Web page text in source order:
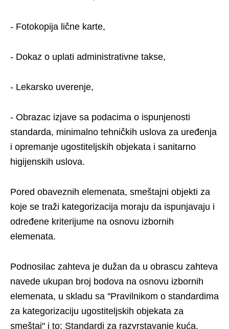
- Fotokopija lične karte,
- Dokaz o uplati administrativne takse,
- Lekarsko uverenje,
- Obrazac izjave sa podacima o ispunjenosti
standarda, minimalno tehničkih uslova za uređenja
i opremanje ugostiteljskih objekata i sanitarno
higijenskih uslova.
Pored obaveznih elemenata, smeštajni objekti za
koje se traži kategorizacija moraju da ispunjavaju i
određene kriterijume na osnovu izbornih
elemenata.
Podnosilac zahteva je dužan da u obrascu zahteva
navede ukupan broj bodova na osnovu izbornih
elemenata, u skladu sa ''Pravilnikom o standardima
za kategorizaciju ugostiteljskih objekata za
smeštaj'' i to: Standardi za razvrstavanje kuća,